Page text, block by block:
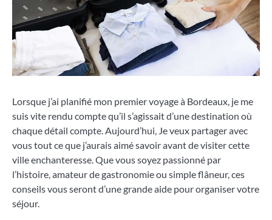
Lorsque j’ai planifié mon premier voyage à Bordeaux, je me
suis vite rendu compte qu’il s’agissait d’une destination où
chaque détail compte. Aujourd’hui, Je veux partager avec
vous tout ce que j’aurais aimé savoir avant de visiter cette
ville enchanteresse. Que vous soyez passionné par
l’histoire, amateur de gastronomie ou simple flâneur, ces
conseils vous seront d’une grande aide pour organiser votre
séjour.